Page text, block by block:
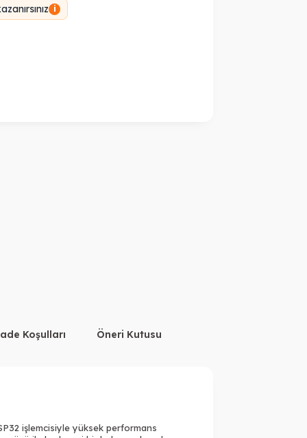
i
Koşulları Öneri Kutusu
işlemcisiyle yüksek performans